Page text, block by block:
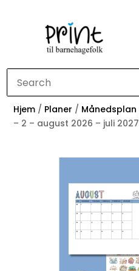
Hjem / Planer / Månedsplan
– 2 – august 2026 – juli 2027